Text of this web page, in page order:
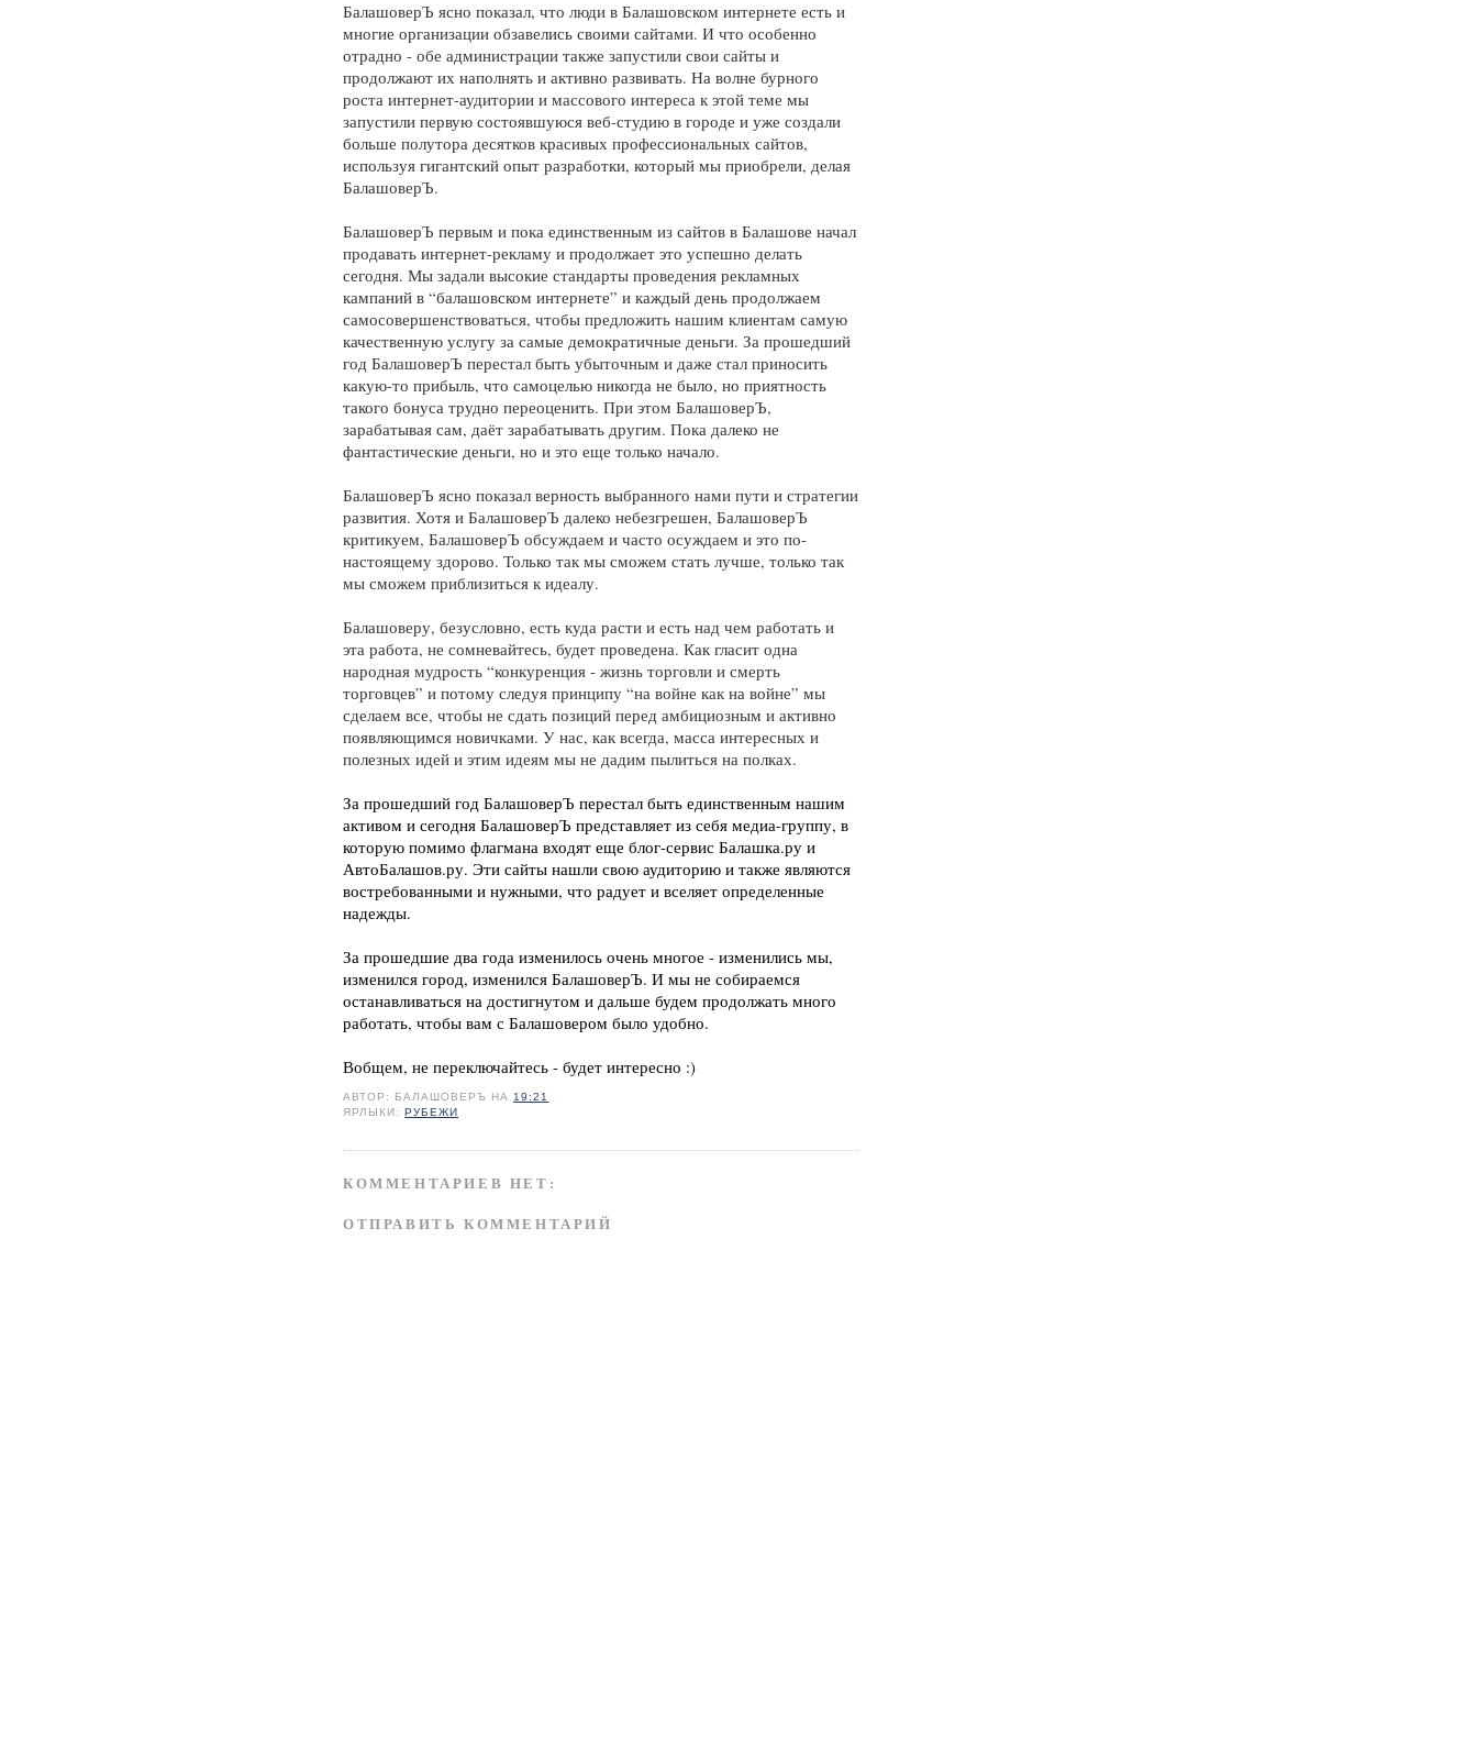
БалашоверЪ ясно показал, что люди в Балашовском интернете есть и
многие организации обзавелись своими сайтами. И что особенно
отрадно - обе администрации также запустили свои сайты и
продолжают их наполнять и активно развивать. На волне бурного
роста интернет-аудитории и массового интереса к этой теме мы
запустили первую состоявшуюся веб-студию в городе и уже создали
больше полутора десятков красивых профессиональных сайтов,
используя гигантский опыт разработки, который мы приобрели, делая
БалашоверЪ.
БалашоверЪ первым и пока единственным из сайтов в Балашове начал
продавать интернет-рекламу и продолжает это успешно делать
сегодня. Мы задали высокие стандарты проведения рекламных
кампаний в “балашовском интернете” и каждый день продолжаем
самосовершенствоваться, чтобы предложить нашим клиентам самую
качественную услугу за самые демократичные деньги. За прошедший
год БалашоверЪ перестал быть убыточным и даже стал приносить
какую-то прибыль, что самоцелью никогда не было, но приятность
такого бонуса трудно переоценить. При этом БалашоверЪ,
зарабатывая сам, даёт зарабатывать другим. Пока далеко не
фантастические деньги, но и это еще только начало.
БалашоверЪ ясно показал верность выбранного нами пути и стратегии
развития. Хотя и БалашоверЪ далеко небезгрешен, БалашоверЪ
критикуем, БалашоверЪ обсуждаем и часто осуждаем и это по-
настоящему здорово. Только так мы сможем стать лучше, только так
мы сможем приблизиться к идеалу.
Балашоверу, безусловно, есть куда расти и есть над чем работать и
эта работа, не сомневайтесь, будет проведена. Как гласит одна
народная мудрость “конкуренция - жизнь торговли и смерть
торговцев” и потому следуя принципу “на войне как на войне” мы
сделаем все, чтобы не сдать позиций перед амбициозным и активно
появляющимся новичками. У нас, как всегда, масса интересных и
полезных идей и этим идеям мы не дадим пылиться на полках.
За прошедший год БалашоверЪ перестал быть единственным нашим
активом и сегодня БалашоверЪ представляет из себя медиа-группу, в
которую помимо флагмана входят еще блог-сервис Балашка.ру и
АвтоБалашов.ру. Эти сайты нашли свою аудиторию и также являются
востребованными и нужными, что радует и вселяет определенные
надежды.
За прошедшие два года изменилось очень многое - изменились мы,
изменился город, изменился БалашоверЪ. И мы не собираемся
останавливаться на достигнутом и дальше будем продолжать много
работать, чтобы вам с Балашовером было удобно.
Вобщем, не переключайтесь - будет интересно :)
АВТОР: БАЛАШОВЕРЪ НА 19:21
ЯРЛЫКИ:РУБЕЖИ
КОММЕНТАРИЕВ НЕТ:
ОТПРАВИТЬ КОММЕНТАРИЙ